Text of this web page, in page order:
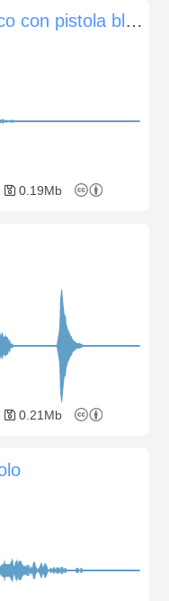
Sparo laser fantascientifico con pistola blaster 3
0.19Mb
0.21Mb